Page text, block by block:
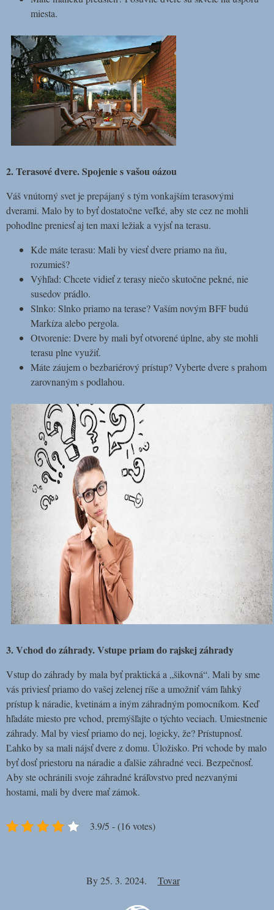
miesta.
2. Terasové dvere. Spojenie s vašou oázou
Váš vnútorný svet je prepájaný s tým vonkajším terasovými
dverami. Malo by to byť dostatočne veľké, aby ste cez ne mohli
pohodlne preniesť aj ten maxi ležiak a vyjsť na terasu.
Kde máte terasu: Mali by viesť dvere priamo na ňu,
rozumieš?
Výhľad: Chcete vidieť z terasy niečo skutočne pekné, nie
susedov prádlo.
Slnko: Slnko priamo na terase? Vaším novým BFF budú
Markíza alebo pergola.
Otvorenie: Dvere by mali byť otvorené úplne, aby ste mohli
terasu plne využiť.
Máte záujem o bezbariérový prístup? Vyberte dvere s prahom
zarovnaným s podlahou.
3. Vchod do záhrady. Vstupe priam do rajskej záhrady
Vstup do záhrady by mala byť praktická a „šikovná“. Mali by sme
vás priviesť priamo do vašej zelenej ríše a umožniť vám ľahký
prístup k náradie, kvetinám a iným záhradným pomocníkom. Keď
hľadáte miesto pre vchod, premýšľajte o týchto veciach. Umiestnenie
záhrady. Mal by viesť priamo do nej, logicky, že? Prístupnosť.
Ľahko by sa mali nájsť dvere z domu. Úložisko. Pri vchode by malo
byť dosť priestoru na náradie a ďalšie záhradné veci. Bezpečnosť.
Aby ste ochránili svoje záhradné kráľovstvo pred nezvanými
hostami, mali by dvere mať zámok.
3.9/5 - (16 votes)
By25. 3. 2024. Tovar